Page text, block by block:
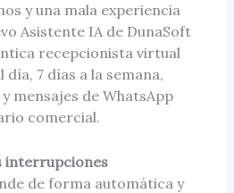
y una mala experiencia
Asistente IA de DunaSoft
recepcionista virtual
7 días a la semana,
mensajes de WhatsApp
comercial.
interrupciones
de forma automática y